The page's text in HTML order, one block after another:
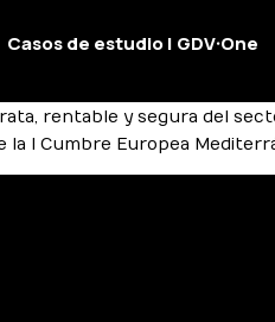
Casos de estudio | GDV·One
rentable y segura del
I Cumbre Europea